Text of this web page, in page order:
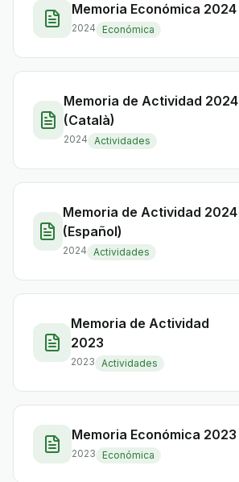
Memoria Económica 2024
2024 Económica
Memoria de Actividad 2024
(Català)
2024 Actividades
Memoria de Actividad 2024
(Español)
2024 Actividades
Memoria de Actividad
2023
2023 Actividades
Memoria Económica 2023
2023 Económica